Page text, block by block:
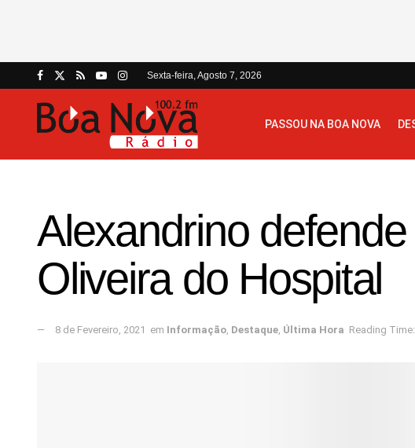
Sexta-feira, Agosto 7, 2026
PASSOU NA BOA NOVA
Alexandrino
Oliveira do Hospital
8 de Fevereiro, 2021 em Informação, Destaque, Última Hora Reading